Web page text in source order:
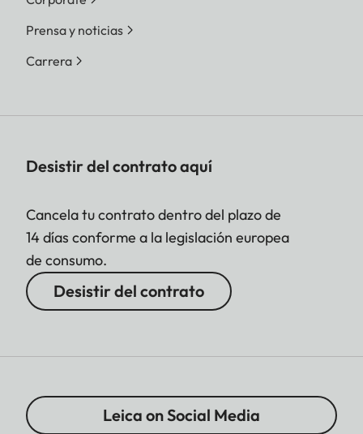
Prensa y noticias
Carrera
Desistir del contrato aquí
Cancela tu contrato dentro del plazo de
14 días conforme a la legislación europea
de consumo.
Desistir del contrato
Leica on Social Media